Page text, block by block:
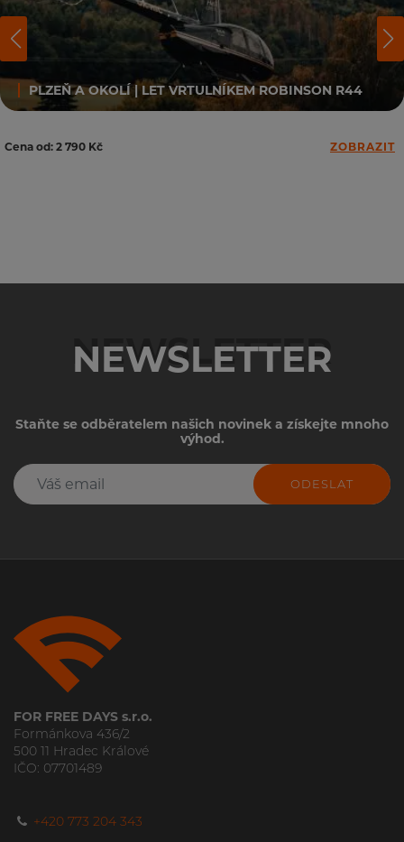
PLZEŇ A OKOLÍ | LET VRTULNÍKEM ROBINSON R44
Cena od: 2 790 Kč ZOBRAZIT
NEWSLETTER
Staňte se odběratelem našich novinek a získejte mnoho
výhod.
ODESLAT
FOR FREE DAYS s.r.o.
Formánkova 436/2
500 11 Hradec Králové
IČO: 07701489
+420 773 204 343